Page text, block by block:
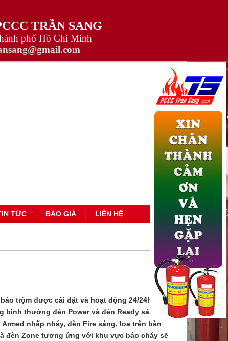
TRẦN SANG
phố Hồ Chí Minh
TỨC BÁO GIÁ LIÊN HỆ
trộm được cài đặt và hoạt động 24/24h. Trong
bình thường đèn Power và đèn Ready sáng. Nếu
nhấp nháy, đèn Fire sáng, loa trên bàn
đèn Zone tương ứng với khu vực báo cháy sẽ